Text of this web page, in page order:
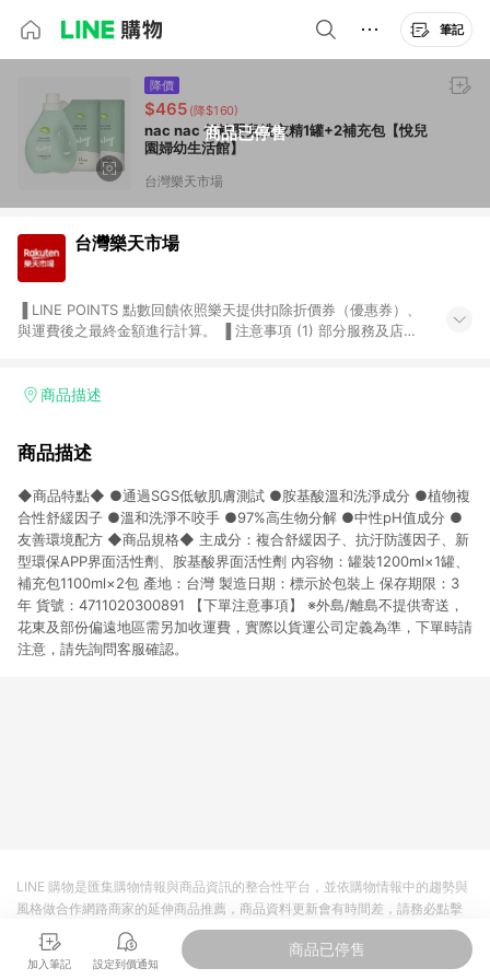
筆記
商品已停售
降價
$465 (降$160)
nac nac 低敏嬰兒洗衣精1罐+2補充包【悅兒
園婦幼生活館】
台灣樂天市場
台灣樂天市場
與運費後之最終金額進行計算。 ▐ 注意事項 (1) 部分服務及店家
Smart mobile、神腦生活、JS巨盛、樂天KOBO電子書，請詳閱
台灣樂天市場，並在同一瀏覽器於24小時內結帳，才享有 LINE
市場 45 天內完成訂單出貨及結帳，則不符合贈點資格。 (4) 如
使用APP、或中途瀏覽比價網、回饋網、Google等其他網頁、或
由網頁版(電腦版/手機版網頁)切換為App都將會造成追蹤中斷而
無法進行 LINE POINTS 回饋。 (5) LINE 購物為購物資訊整合性
平台，商品資料更新會有時間差，如顯示之商品規格、顏色、價
位、贈品與台灣樂天市場銷售網頁不符，以銷售網頁標示為準。
(6) 導購訂單已逾 365 天，根據台灣樂天回饋規定，逾期訂單將
不符合回饋資格。 (7) 若上述或其他原因，致使消費者無接收到
商品描述
商品描述
◆商品特點◆ ●通過SGS低敏肌膚測試 ●胺基酸溫和洗淨成分 ●植物複
合性舒緩因子 ●溫和洗淨不咬手 ●97%高生物分解 ●中性pH值成分 ●
友善環境配方 ◆商品規格◆ 主成分：複合舒緩因子、抗汙防護因子、新
型環保APP界面活性劑、胺基酸界面活性劑 內容物：罐裝1200ml×1罐、
補充包1100ml×2包 產地：台灣 製造日期：標示於包裝上 保存期限：3
年 貨號：4711020300891 【下單注意事項】 ※外島/離島不提供寄送，
花東及部份偏遠地區需另加收運費，實際以貨運公司定義為準，下單時請
注意，請先詢問客服確認。
加入筆記 設定到價通知
商品已停售
LINE 購物是匯集購物情報與商品資訊的整合性平台，並依購物情報中的趨勢與
風格做合作網路商家的延伸商品推薦，商品資料更新會有時間差，請務必點擊
商品至各合作網路商家，確認現售價與購物條件，一切資訊以合作廠商網頁為
準。